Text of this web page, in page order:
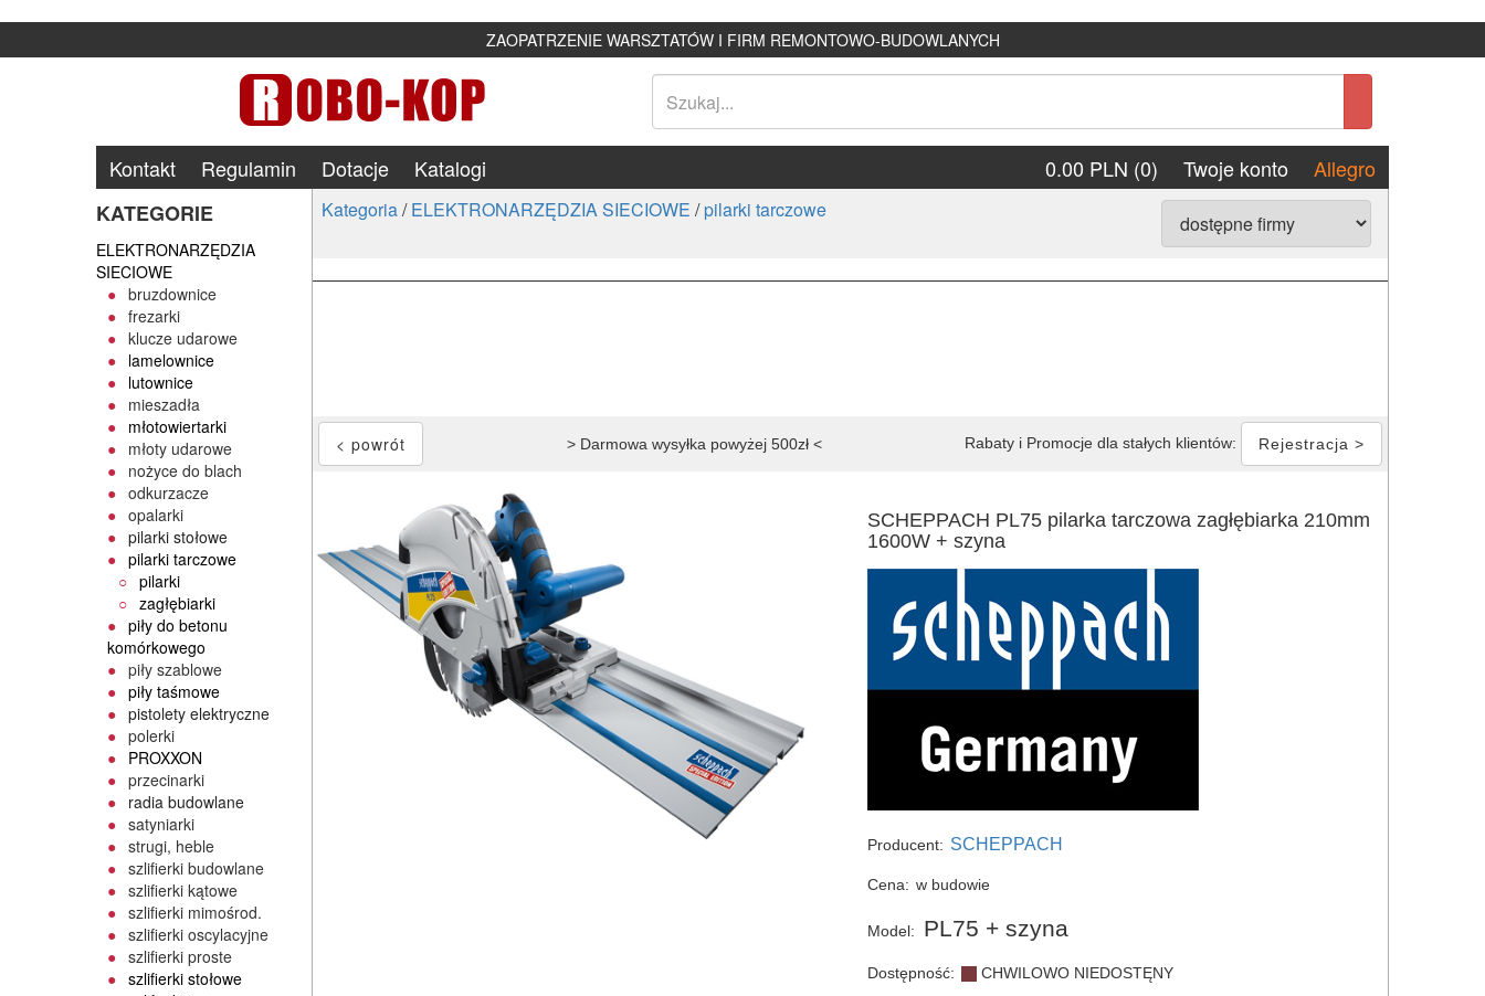
ZAOPATRZENIE WARSZTATÓW I FIRM REMONTOWO-BUDOWLANYCH
Kontakt Regulamin Dotacje Katalogi 0.00 PLN (0) Twoje konto
Allegro
KATEGORIE
ELEKTRONARZĘDZIA
SIECIOWE
bruzdownice
frezarki
klucze udarowe
lamelownice
lutownice
mieszadła
młotowiertarki
młoty udarowe
nożyce do blach
odkurzacze
opalarki
pilarki stołowe
pilarki tarczowe
pilarki
zagłębiarki
piły do betonu
komórkowego
piły szablowe
piły taśmowe
pistolety elektryczne
polerki
PROXXON
przecinarki
radia budowlane
satyniarki
strugi, heble
szlifierki budowlane
szlifierki kątowe
szlifierki mimośrod.
szlifierki oscylacyjne
szlifierki proste
szlifierki stołowe
Kategoria/ELEKTRONARZĘDZIA SIECIOWE /pilarki tarczowe
> Darmowa wysyłka powyżej 500zł < Rabaty i Promocje dla stałych klientów: Rejestracja >
SCHEPPACH PL75 pilarka tarczowa zagłębiarka 210mm
1600W + szyna
Producent: SCHEPPACH
Cena: w budowie
Model: PL75 + szyna
Dostępność: CHWILOWO NIEDOSTĘNY